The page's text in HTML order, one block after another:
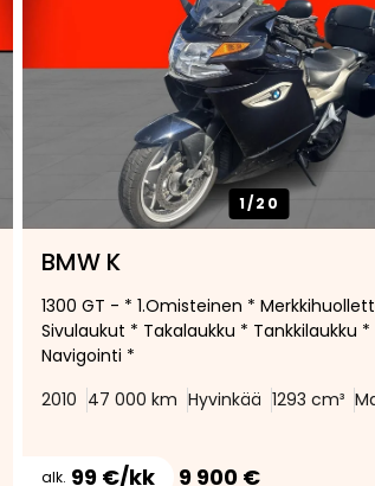
1/20
BMW K
1300 GT - * 1.Omisteinen *
Sivulaukut * Takalaukku * Tankkilaukku *
Navigointi *
2010 47 000 km Hyvinkää 1293 cm³
alk. 99 €/kk 9 900 €